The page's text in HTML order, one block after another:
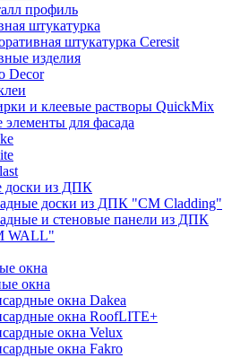
профиль
штукатурка
штукатурка Ceresit
изделия
Decor
и клеевые растворы QuickMix
для фасада
доски из ДПК
доски из ДПК "CM Cladding"
и стеновые панели из ДПК
WALL"
окна
окна
окна Dakea
окна RoofLITE+
окна Velux
окна Fakro